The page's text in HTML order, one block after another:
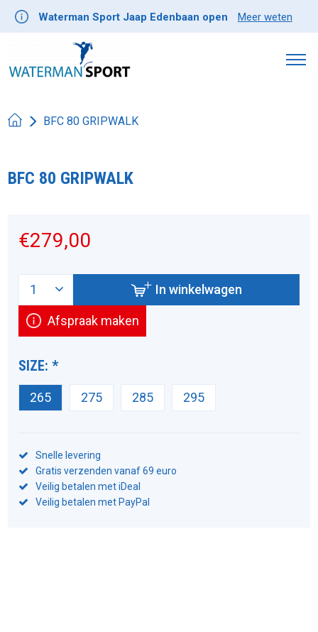
Waterman Sport Jaap Edenbaan open Meer weten
BFC 80 GRIPWALK
BFC 80 GRIPWALK
€279,00
In winkelwagen
Afspraak maken
SIZE:*
265 275 285 295
Snelle levering
Gratis verzenden vanaf 69 euro
Veilig betalen met iDeal
Veilig betalen met PayPal